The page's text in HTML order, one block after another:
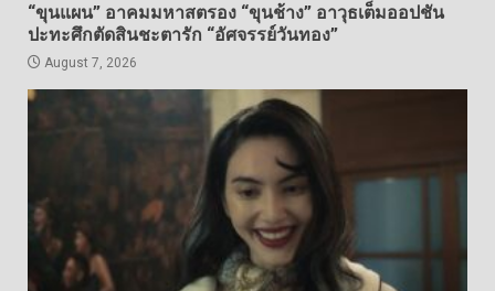
“ขุนแผน” อาคมมหาสตรอง “ขุนช้าง” อาวุธเต็มออปชัน
ปะทะศึกตัดสินชะตารัก “อัศจรรย์วันทอง”
August 7, 2026